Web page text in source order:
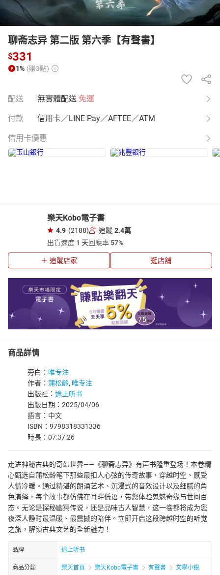
聊斋志异 第二版 第六季【有聲書】
$331
1% (賺3點)
配送 無實體配送 免運
付款 信用卡／LINE Pay／AFTEE／ATM
信用卡優惠
樂天Kobo電子書
4.9 (2188) 追蹤 2.4萬
出貨速度 1 天回應率57%
追蹤店家 逛店舖
商品詳情
旁白： 唯专注
作者： 蒲松龄, 唯专注
出版社： 途上听书
出版日期：2025/04/06
語言：中文
ISBN：9798318331336
時長：07:37:26
走进神秘古典的奇幻世界——《聊斋志异》有声书隆重登场！本卷精
心甄选自蒲松龄笔下那些最扣人心弦的传奇故事，穿越时空、感受
人情冷暖。通过精湛的朗诵艺术、沉浸式的音效设计以及细腻的角
色演绎，每个故事都仿佛在耳畔低语，带您体验鬼魅奇缘与世间百
态。无论是探秘幽冥传说，还是品味古人智慧，这一卷都将成为您
夜深人静时最温暖、最震撼的陪伴。立即开启这段跨越时空的听觉
之旅，解锁古典文艺的全新魅力！
品牌 途上听书
商品分類 樂天首頁 樂天Kobo電子書 有聲書 文學小說